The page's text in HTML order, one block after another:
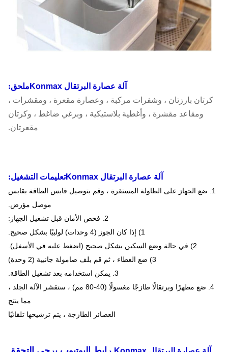
آلة عصارة البرتقال Konmax
ملحق:
كرتان بارزتان ، وشفرات مركبة ، وعصارة مقعرة ، ومقشرات ،
ومقاعد مقشرة ، وأغطية بلاستيكية ، وبرغي ضاغط ، وكرتان
مقعرتان.
آلة عصارة البرتقال Konmax تعليمات التشغيل:
1. ضع الجهاز على الطاولة المستقرة ، وقم بتوصيل قابس الطاقة بقابس
موصل مؤرض.
2. فحص الأمان قبل تشغيل الجهاز:
1) إذا كان الجوز (4 وحدات) لولبيًا بشكل صحيح.
2) في حالة وضع السكين بشكل صحيح (اضغط عليه في الأسفل).
3) ضع الغطاء ، ثم قم بلف صامولة جانبية (2 وحدة)
3. يمكن استخدامه بعد تشغيل الطاقة.
4. ضع مطهرًا وبرتقالًا طازجًا مغسولًا (40-80 مم) ، ستقشر الآلة الجلد ،
مما ينتج
العصائر الطازجة ، يتم ترشيحها تلقائيًا